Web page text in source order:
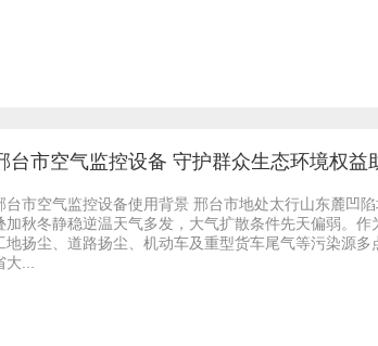
台市空气监控设备 守护群众生态环境权益
台市空气监控设备使用背景 邢台市地处太行山东麓凹
加秋冬静稳逆温天气多发，大气扩散条件先天偏弱。
地扬尘、道路扬尘、机动车及重型货车尾气等污染源
大...